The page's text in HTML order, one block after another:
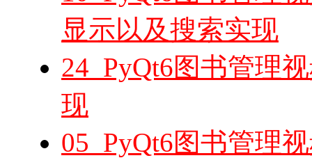
显示以及搜索实现
24_PyQt6图书管理
现
05_PyQt6图书管理